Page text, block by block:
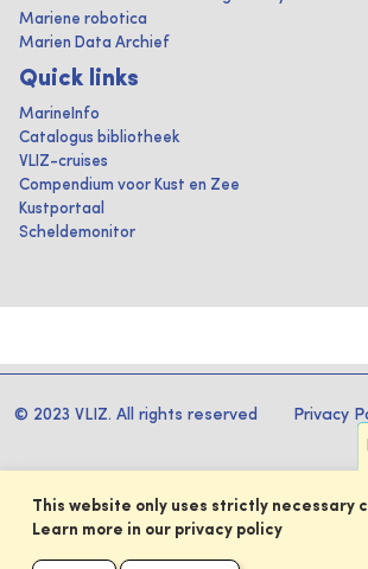
Mariene robotica
Marien Data Archief
Quick links
MarineInfo
Catalogus bibliotheek
VLIZ-cruises
Compendium voor Kust en Zee
Kustportaal
Scheldemonitor
© 2023 VLIZ. All rights reserved Privacy
This website only uses strictly necessary
Learn more in our privacy policy